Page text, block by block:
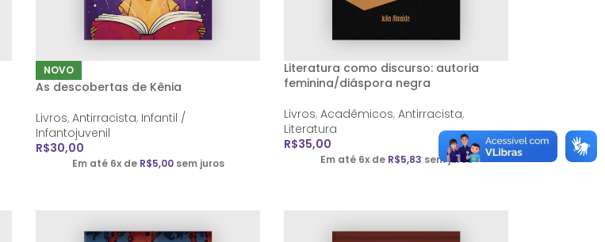
NOVO
As descobertas de Kênia
Livros, Antirracista, Infantil /
Infantojuvenil
R$30,00
Em até 6x de R$5,00 sem juros
Literatura como discurso: autoria
feminina/diáspora negra
Livros, Acadêmicos, Antirracista,
Literatura
R$35,00
Em até 6x de R$5,83 sem juros